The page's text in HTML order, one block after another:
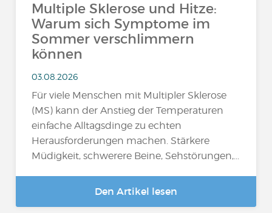
Multiple Sklerose und Hitze:
Warum sich Symptome im
Sommer verschlimmern
können
03.08.2026
Für viele Menschen mit Multipler Sklerose
(MS) kann der Anstieg der Temperaturen
einfache Alltagsdinge zu echten
Herausforderungen machen. Stärkere
Müdigkeit, schwerere Beine, Sehstörungen,...
Den Artikel lesen